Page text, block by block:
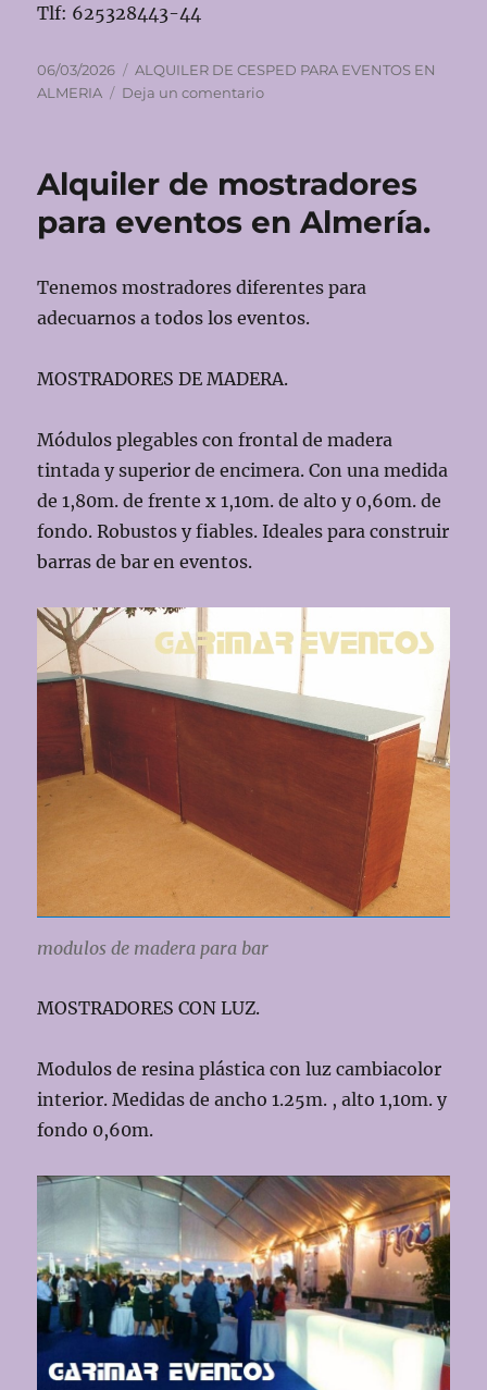
Tlf: 625328443-44
Publicado
el
06/03/2026 Categorías
ALQUILER DE CESPED PARA EVENTOS EN
ALMERIA
Deja un comentarioen
para
en
Alquiler de mostradores
para eventos en Almería.
Tenemos mostradores diferentes para
adecuarnos a todos los eventos.
MOSTRADORES DE MADERA.
Módulos plegables con frontal de madera
tintada y superior de encimera. Con una medida
de 1,80m. de frente x 1,10m. de alto y 0,60m. de
fondo. Robustos y fiables. Ideales para construir
barras de bar en eventos.
modulos de madera para bar
MOSTRADORES CON LUZ.
Modulos de resina plástica con luz cambiacolor
interior. Medidas de ancho 1.25m. , alto 1,10m. y
fondo 0,60m.